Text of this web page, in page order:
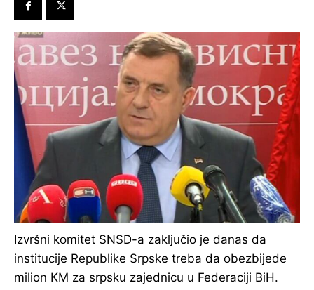
Izvršni komitet SNSD-a zaključio je danas da
institucije Republike Srpske treba da obezbijede
milion KM za srpsku zajednicu u Federaciji BiH.